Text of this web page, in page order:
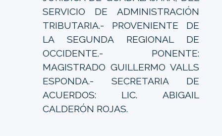
SERVICIO DE ADMINISTRACIÓN
TRIBUTARIA.- PROVENIENTE DE
LA SEGUNDA REGIONAL DE
OCCIDENTE.- PONENTE:
MAGISTRADO GUILLERMO VALLS
ESPONDA.- SECRETARIA DE
ACUERDOS: LIC. ABIGAIL
CALDERÓN ROJAS.